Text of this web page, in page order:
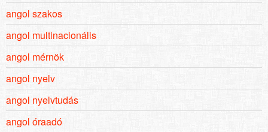
angol szakos
angol multinacionális
angol mérnök
angol nyelv
angol nyelvtudás
angol óraadó